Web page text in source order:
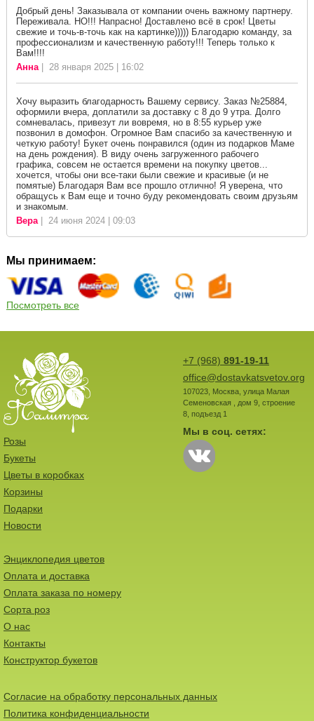
Добрый день! Заказывала от компании очень важному партнеру.
Переживала. НО!!! Напрасно! Доставлено всё в срок! Цветы
свежие и точь-в-точь как на картинке))))) Благодарю команду, за
профессионализм и качественную работу!!! Теперь только к
Вам!!!!
Анна| 28 января 2025 | 16:02
Хочу выразить благодарность Вашему сервису. Заказ №25884,
оформили вчера, доплатили за доставку с 8 до 9 утра. Долго
сомневалась, привезут ли вовремя, но в 8:55 курьер уже
позвонил в домофон. Огромное Вам спасибо за качественную и
четкую работу! Букет очень понравился (один из подарков Маме
на день рождения). В виду очень загруженного рабочего
графика, совсем не остается времени на покупку цветов...
хочется, чтобы они все-таки были свежие и красивые (и не
помятые) Благодаря Вам все прошло отлично! Я уверена, что
обращусь к Вам еще и точно буду рекомендовать своим друзьям
и знакомым.
Вера| 24 июня 2024 | 09:03
Мы принимаем:
Посмотреть все
+7 (968) 891-19-11
office@dostavkatsvetov.org
107023, Москва, улица Малая
Семеновская , дом 9, строение
8, подъезд 1
Мы в соц. сетях:
Розы
Букеты
Цветы в коробках
Корзины
Подарки
Новости
Энциклопедия цветов
Оплата и доставка
Оплата заказа по номеру
Сорта роз
О нас
Контакты
Конструктор букетов
Согласие на обработку персональных данных
Политика конфиденциальности